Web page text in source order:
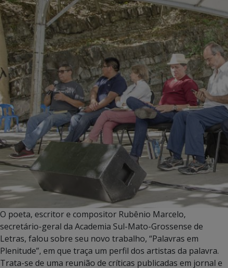
O poeta, escritor e compositor Rubênio Marcelo,
secretário-geral da Academia Sul-Mato-Grossense de
Letras, falou sobre seu novo trabalho, “Palavras em
Plenitude”, em que traça um perfil dos artistas da palavra.
Trata-se de uma reunião de críticas publicadas em jornal e